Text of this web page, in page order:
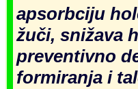
apsorbciju
žuči, snižava
preventivno
formiranja i